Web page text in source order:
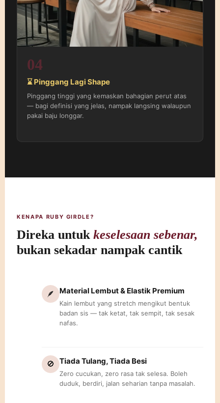
04
⌛ Pinggang Lagi Shape
Pinggang tinggi yang kemaskan bahagian perut atas
— bagi definisi yang jelas, nampak langsing walaupun
pakai baju longgar.
KENAPA RUBY GIRDLE?
Direka untuk keselesaan sebenar,
bukan sekadar nampak cantik
🪶 Material Lembut & Elastik Premium
Kain lembut yang stretch mengikut bentuk
badan sis — tak ketat, tak sempit, tak sesak
nafas.
🚫 Tiada Tulang, Tiada Besi
Zero cucukan, zero rasa tak selesa. Boleh
duduk, berdiri, jalan seharian tanpa masalah.